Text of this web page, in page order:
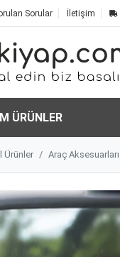
Sorular İletişim
ÜRÜNLER
Ürünler Araç Aksesuarları